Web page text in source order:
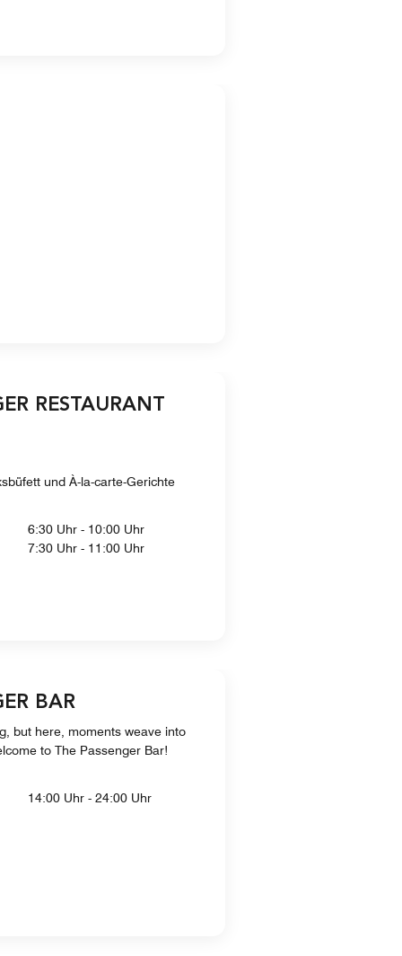
RESTAURANT
und À-la-carte-Gerichte
6:30 Uhr - 10:00 Uhr
7:30 Uhr - 11:00 Uhr
BAR
but here, moments weave into
to The Passenger Bar!
14:00 Uhr - 24:00 Uhr